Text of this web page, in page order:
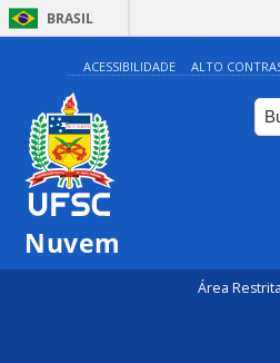
BRASIL
ACESSIBILIDADE ALTO
Nuvem
Área Restrita